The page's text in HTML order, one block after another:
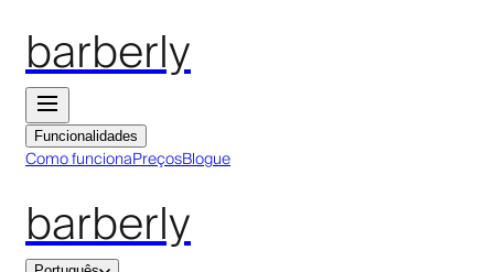
barberly
Funcionalidades
Como funcionaPreçosBlogue
barberly